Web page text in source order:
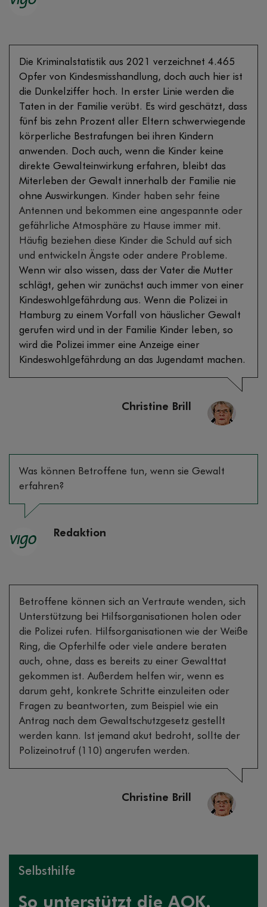
Die Kriminalstatistik aus 2021 verzeichnet 4.465
Opfer von Kindesmisshandlung, doch auch hier ist
die Dunkelziffer hoch. In erster Linie werden die
Taten in der Familie verübt. Es wird geschätzt, dass
fünf bis zehn Prozent aller Eltern schwerwiegende
körperliche Bestrafungen bei ihren Kindern
anwenden. Doch auch, wenn die Kinder keine
direkte Gewalteinwirkung erfahren, bleibt das
Miterleben der Gewalt innerhalb der Familie nie
ohne Auswirkungen. Kinder haben sehr feine
Antennen und bekommen eine angespannte oder
gefährliche Atmosphäre zu Hause immer mit.
Häufig beziehen diese Kinder die Schuld auf sich
und entwickeln Ängste oder andere Probleme.
Wenn wir also wissen, dass der Vater die Mutter
schlägt, gehen wir zunächst auch immer von einer
Kindeswohlgefährdung aus. Wenn die Polizei in
Hamburg zu einem Vorfall von häuslicher Gewalt
gerufen wird und in der Familie Kinder leben, so
wird die Polizei immer eine Anzeige einer
Kindeswohlgefährdung an das Jugendamt machen.
Christine Brill
Was können Betroffene tun, wenn sie Gewalt
erfahren?
Redaktion
Betroffene können sich an Vertraute wenden, sich
Unterstützung bei Hilfsorganisationen holen oder
die Polizei rufen. Hilfsorganisationen wie der Weiße
Ring, die Opferhilfe oder viele andere beraten
auch, ohne, dass es bereits zu einer Gewalttat
gekommen ist. Außerdem helfen wir, wenn es
darum geht, konkrete Schritte einzuleiten oder
Fragen zu beantworten, zum Beispiel wie ein
Antrag nach dem Gewaltschutzgesetz gestellt
werden kann. Ist jemand akut bedroht, sollte der
Polizeinotruf (110) angerufen werden.
Christine Brill
Selbsthilfe
So unterstützt die AOK.